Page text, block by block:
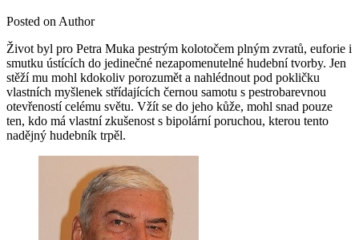
Posted onAuthor
Život byl pro Petra Muka pestrým kolotočem plným zvratů, euforie i
smutku ústících do jedinečné nezapomenutelné hudební tvorby. Jen
stěží mu mohl kdokoliv porozumět a nahlédnout pod pokličku
vlastních myšlenek střídajících černou samotu s pestrobarevnou
otevřeností celému světu. Vžít se do jeho kůže, mohl snad pouze
ten, kdo má vlastní zkušenost s bipolární poruchou, kterou tento
nadějný hudebník trpěl.